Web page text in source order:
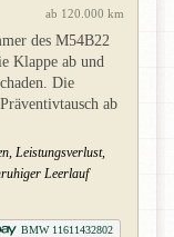
ab 120.000 km
des M54B22
Klappe ab und
Die
ab
Leistungsverlust,
Leerlauf
BMW 11611432802